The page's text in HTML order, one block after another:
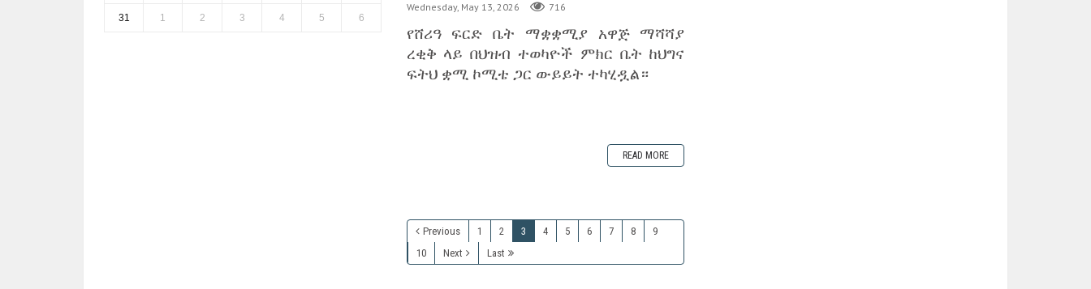
31 1 2 3 4 5 6
Wednesday, May 13, 2026 716
‎የሸሪዓ ፍርድ ቤት ማቋቋሚያ አዋጅ ማሻሻያ
ረቂቅ ላይ በህዝብ ተወካዮች ምክር ቤት ከህግና
ፍትህ ቋሚ ኮሚቴ ጋር ውይይት ተካሂዷል።
READ MORE
Previous 1 2 3 4 5 6 7 8
9
10
Next Last